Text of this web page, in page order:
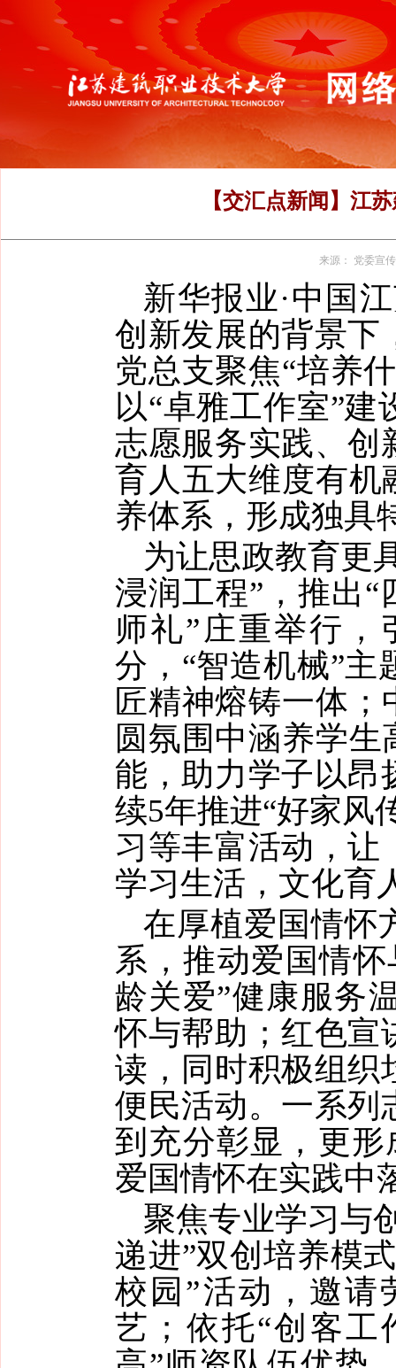
【交汇点新闻】江
来源： 党委宣
新华报业·中国
创新发展的背景下
党总支聚焦“培养
以“卓雅工作室”
志愿服务实践、创
育人五大维度有机
养体系，形成独具
为让思政教育更
浸润工程”，推出“
师礼”庄重举行
分，“智造机械”
匠精神熔铸一体
圆氛围中涵养学
能，助力学子以昂
续5年推进“好家风
习等丰富活动，让
学习生活，文化育
在厚植爱国情怀
系，推动爱国情
龄关爱”健康服务
怀与帮助；红色宣
读，同时积极组织
便民活动。一系列
到充分彰显，更
爱国情怀在实践中
聚焦专业学习与
递进”双创培养模
校园”活动，邀请
艺；依托“创客工